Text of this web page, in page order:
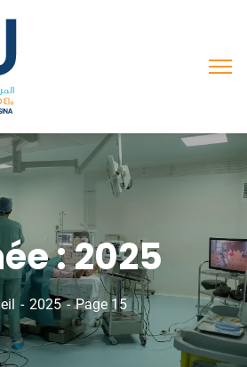
:2025
2025 Page 15